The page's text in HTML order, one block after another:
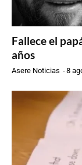
Fallece el
años
Asere Noticias -8